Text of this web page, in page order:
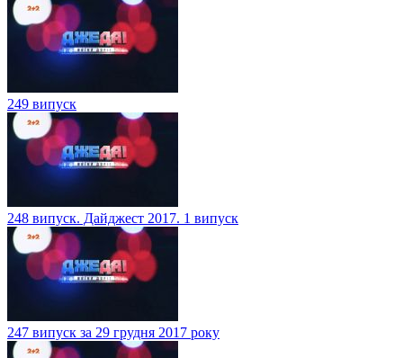
249 випуск
248 випуск. Дайджест 2017. 1 випуск
247 випуск за 29 грудня 2017 року